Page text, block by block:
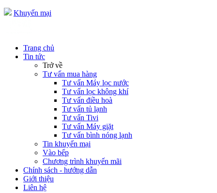
Khuyến mại
Trang chủ
Tin tức
Trở về
Tư vấn mua hàng
Tư vấn Máy lọc nước
Tư vấn lọc không khí
Tư vấn điều hoà
Tư vấn tủ lạnh
Tư vấn Tivi
Tư vấn Máy giặt
Tư vấn bình nóng lạnh
Tin khuyến mại
Vào bếp
Chương trình khuyến mãi
Chính sách - hướng dẫn
Giới thiệu
Liên hệ